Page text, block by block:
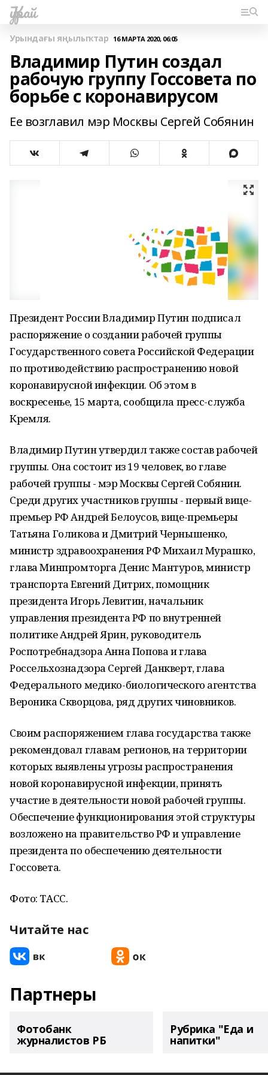
Ҡурай
Урындағы яңылыҡтар 16 МАРТА 2020, 06:05
Владимир Путин создал
рабочую группу Госсовета по
борьбе с коронавирусом
Ее возглавил мэр Москвы Сергей Собянин
Президент России Владимир Путин подписал
распоряжение о создании рабочей группы
Государственного совета Российской Федерации
по противодействию распространению новой
коронавирусной инфекции. Об этом в
воскресенье, 15 марта, сообщила пресс-служба
Кремля.
Владимир Путин утвердил также состав рабочей
группы. Она состоит из 19 человек, во главе
рабочей группы - мэр Москвы Сергей Собянин.
Среди других участников группы - первый вице-
премьер РФ Андрей Белоусов, вице-премьеры
Татьяна Голикова и Дмитрий Чернышенко,
министр здравоохранения РФ Михаил Мурашко,
глава Минпромторга Денис Мантуров, министр
транспорта Евгений Дитрих, помощник
президента Игорь Левитин, начальник
управления президента РФ по внутренней
политике Андрей Ярин, руководитель
Роспотребнадзора Анна Попова и глава
Россельхознадзора Сергей Данкверт, глава
Федерального медико-биологического агентства
Вероника Скворцова, ряд других чиновников.
Своим распоряжением глава государства также
рекомендовал главам регионов, на территории
которых выявлены угрозы распространения
новой коронавирусной инфекции, принять
участие в деятельности новой рабочей группы.
Обеспечение функционирования этой структуры
возложено на правительство РФ и управление
президента по обеспечению деятельности
Госсовета.
Фото: ТАСС.
Читайте нас
Партнеры
Фотобанк
журналистов РБ
Рубрика "Еда и
напитки"